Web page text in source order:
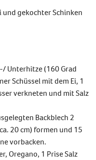
und gekochter Schinken
Unterhitze (160 Grad
Schüssel mit dem Ei, 1
verkneten und mit Salz
Backblech 2
20 cm) formen und 15
vorbacken.
Oregano, 1 Prise Salz